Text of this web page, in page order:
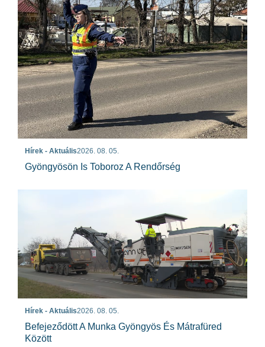
Hírek - Aktuális2026. 08. 05.
Gyöngyösön Is Toboroz A Rendőrség
Hírek - Aktuális2026. 08. 05.
Befejeződött A Munka Gyöngyös És Mátrafüred
Között